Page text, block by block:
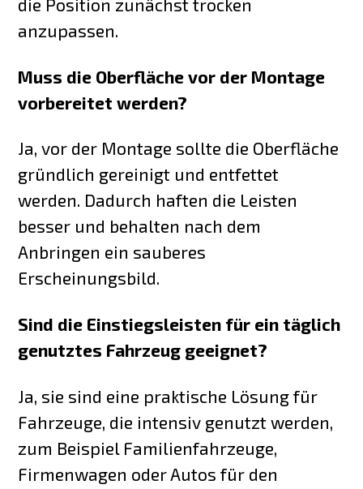
die Position zunächst trocken
anzupassen.
Muss die Oberfläche vor der Montage
vorbereitet werden?
Ja, vor der Montage sollte die Oberfläche
gründlich gereinigt und entfettet
werden. Dadurch haften die Leisten
besser und behalten nach dem
Anbringen ein sauberes
Erscheinungsbild.
Sind die Einstiegsleisten für ein täglich
genutztes Fahrzeug geeignet?
Ja, sie sind eine praktische Lösung für
Fahrzeuge, die intensiv genutzt werden,
zum Beispiel Familienfahrzeuge,
Firmenwagen oder Autos für den